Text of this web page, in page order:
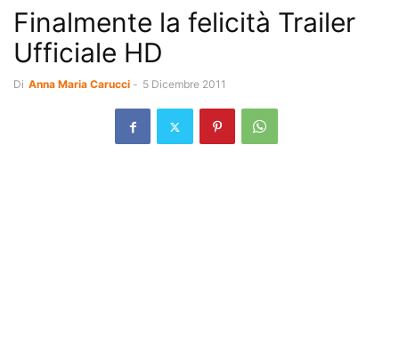
Finalmente la felicità Trailer
Ufficiale HD
Di Anna Maria Carucci - 5 Dicembre 2011